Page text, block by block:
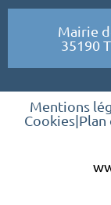
Mairie
35190
Mentions
Cookies|Plan